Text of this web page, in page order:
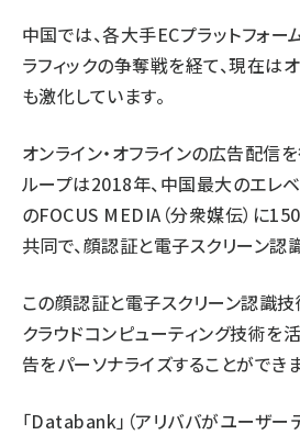
中国では、各大手ECプラットフォー
ラフィックの争奪戦を経て、現在は
も激化しています。
オンライン・オフラインの広告配信
ループは2018年、中国最大のエレ
のFOCUS MEDIA（分衆媒伝）に
共同で、顔認証と電子スクリーン認
この顔認証と電子スクリーン認識技
クラウドコンピューティング技術を
告をパーソナライズすることができま
「Databank」（アリババがユーザ